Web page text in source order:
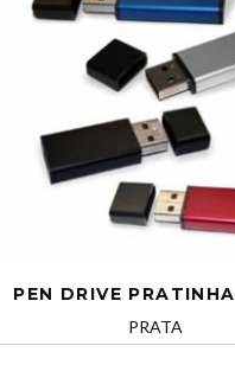
PEN DRIVE PRATINHA
PRATA